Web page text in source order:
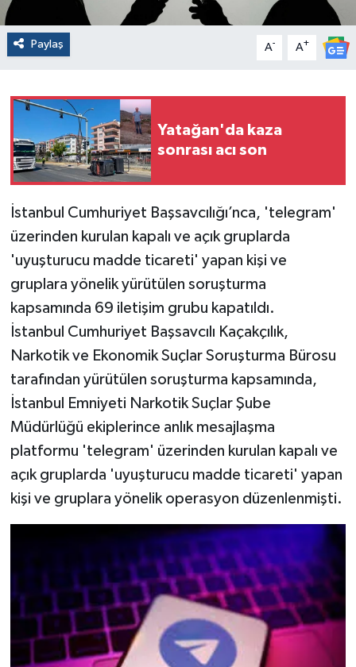
Paylaş A- A+
Yatağan'da kaza
sonrası acı son
İstanbul Cumhuriyet Başsavcılığı’nca, 'telegram'
üzerinden kurulan kapalı ve açık gruplarda
'uyuşturucu madde ticareti' yapan kişi ve
gruplara yönelik yürütülen soruşturma
kapsamında 69 iletişim grubu kapatıldı.
İstanbul Cumhuriyet Başsavcılı Kaçakçılık,
Narkotik ve Ekonomik Suçlar Soruşturma Bürosu
tarafından yürütülen soruşturma kapsamında,
İstanbul Emniyeti Narkotik Suçlar Şube
Müdürlüğü ekiplerince anlık mesajlaşma
platformu 'telegram' üzerinden kurulan kapalı ve
açık gruplarda 'uyuşturucu madde ticareti' yapan
kişi ve gruplara yönelik operasyon düzenlenmişti.